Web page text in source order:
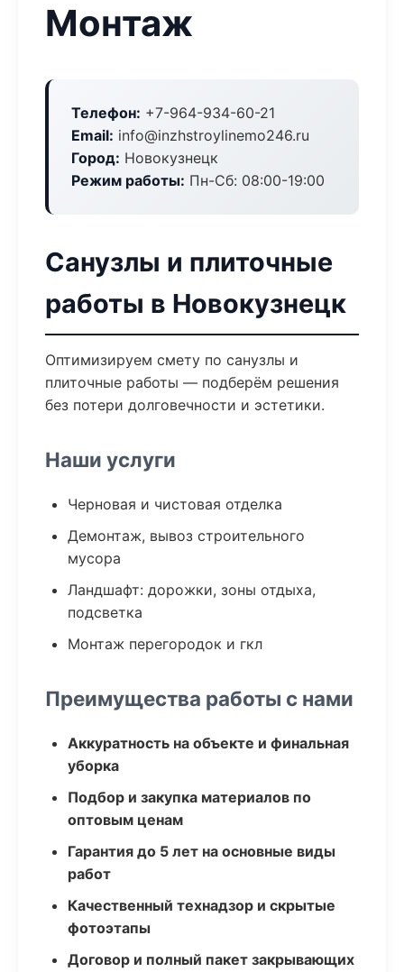
Монтаж
Телефон: +7-964-934-60-21
Email: info@inzhstroylinemo246.ru
Город: Новокузнецк
Режим работы: Пн-Сб: 08:00-19:00
Санузлы и плиточные
работы в Новокузнецк
Оптимизируем смету по санузлы и
плиточные работы — подберём решения
без потери долговечности и эстетики.
Наши услуги
Черновая и чистовая отделка
Демонтаж, вывоз строительного
мусора
Ландшафт: дорожки, зоны отдыха,
подсветка
Монтаж перегородок и гкл
Преимущества работы с нами
Аккуратность на объекте и финальная
уборка
Подбор и закупка материалов по
оптовым ценам
Гарантия до 5 лет на основные виды
работ
Качественный технадзор и скрытые
фотоэтапы
Договор и полный пакет закрывающих